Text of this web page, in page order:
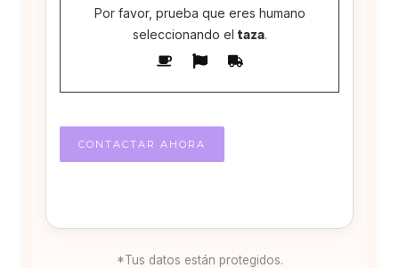
Por favor, prueba que eres humano
seleccionando el taza.
*Tus datos están protegidos.